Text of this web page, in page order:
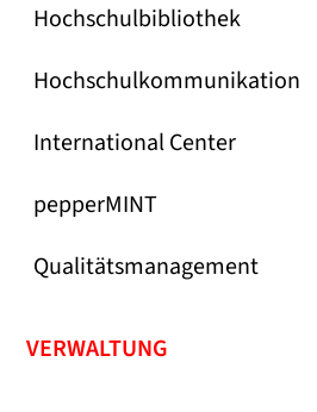
Hochschulbibliothek
Hochschulkommunikation
International Center
pepperMINT
Qualitätsmanagement
VERWALTUNG